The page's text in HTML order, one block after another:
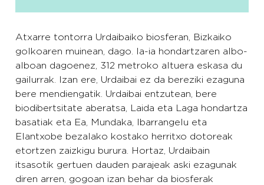
Atxarre tontorra Urdaibaiko biosferan, Bizkaiko
golkoaren muinean, dago. Ia-ia hondartzaren albo-
alboan dagoenez, 312 metroko altuera eskasa du
gailurrak. Izan ere, Urdaibai ez da bereziki ezaguna
bere mendiengatik. Urdaibai entzutean, bere
biodibertsitate aberatsa, Laida eta Laga hondartza
basatiak eta Ea, Mundaka, Ibarrangelu eta
Elantxobe bezalako kostako herritxo dotoreak
etortzen zaizkigu burura. Hortaz, Urdaibain
itsasotik gertuen dauden parajeak aski ezagunak
diren arren, gogoan izan behar da biosferak